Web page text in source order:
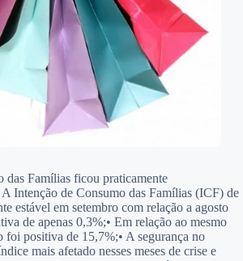
das Famílias ficou praticamente
A Intenção de Consumo das Famílias (ICF) de
estável em setembro com relação a agosto
de apenas 0,3%;• Em relação ao mesmo
foi positiva de 15,7%;• A segurança no
mais afetado nesses meses de crise e